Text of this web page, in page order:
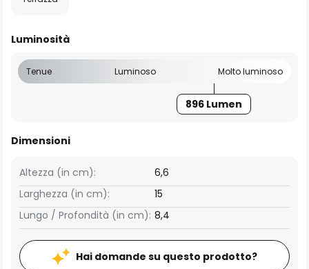
Luminosità
Tenue Luminoso Molto luminoso
896 Lumen
Dimensioni
Larghezza (in cm): 15
Altezza (in cm): 6,6
Lungo / Profondità (in cm): 8,4
Hai domande su questo prodotto?